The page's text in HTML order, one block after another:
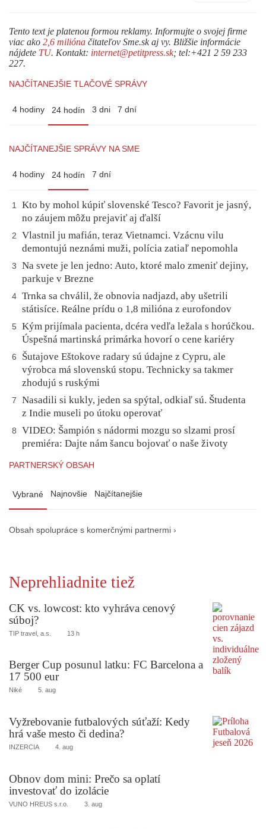
Tento text je platenou formou reklamy. Informujte o svojej firme
viac ako 2,6 milióna čitateľov Sme.sk aj vy. Bližšie informácie
nájdete TU. Kontakt: internet@petitpress.sk; tel:+421 2 59 233
227.
NAJČÍTANEJŠIE TLAČOVÉ SPRÁVY
4 hodiny 24 hodín 3 dni 7 dní
NAJČÍTANEJŠIE SPRÁVY NA SME
4 hodiny 24 hodín 7 dní
1
Kto by mohol kúpiť slovenské Tesco? Favorit je jasný,
no záujem môžu prejaviť aj ďalší
2
Vlastnil ju mafián, teraz Vietnamci. Vzácnu vilu
demontujú neznámi muži, polícia zatiaľ nepomohla
3
Na svete je len jedno: Auto, ktoré malo zmeniť dejiny,
parkuje v Brezne
4 Trnka sa chválil, že obnovia nadjazd, aby ušetrili
státisíce. Reálne prídu o 1,8 milióna z eurofondov
5
Kým prijímala pacienta, dcéra vedľa ležala s horúčkou.
Úspešná martinská primárka hovorí o cene kariéry
6
Šutajove Eštokove radary sú údajne z Cypru, ale
výrobca má slovenskú stopu. Technicky sa takmer
zhodujú s ruskými
7
Nasadili si kukly, jeden sa spýtal, odkiaľ sú. Študenta
z Indie museli po útoku operovať
8
VIDEO: Šampión s nádormi mozgu so slzami prosí
premiéra: Dajte nám šancu bojovať o naše životy
PARTNERSKÝ OBSAH
Vybrané Najnovšie Najčítanejšie
Obsah spolupráce s komerčnými partnermi ›
Neprehliadnite tiež
CK vs. lowcost: kto vyhráva cenový
súboj?
TIP travel, a.s. 13 h
Berger Cup posunul latku: FC Barcelona a
17 500 eur
Niké 5. aug
Vyžrebovanie futbalových súťaží: Kedy
hrá vaše mesto či dedina?
INZERCIA 4. aug
Obnov dom mini: Prečo sa oplatí
investovať do izolácie
VUNO HREUS s.r.o. 3. aug